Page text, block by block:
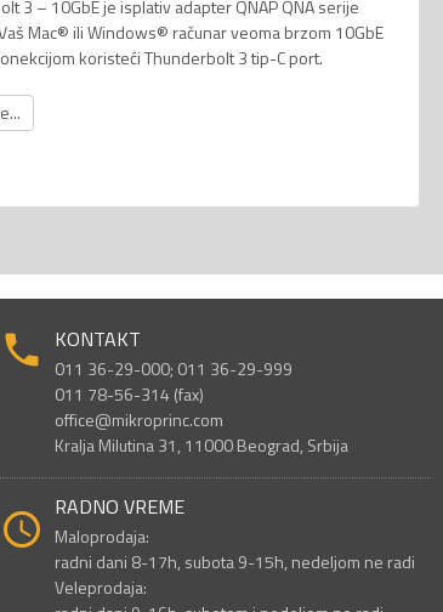
3 – 10GbE je isplativ adapter QNAP QNA serije
Mac® ili Windows® računar veoma brzom 10GbE
koristeći Thunderbolt 3 tip-C port.
KONTAKT
011 36-29-000; 011 36-29-999
011 78-56-314 (fax)
office@mikroprinc.com
Kralja Milutina 31, 11000 Beograd, Srbija
RADNO VREME
Maloprodaja:
radni dani 8-17h, subota 9-15h, nedeljom ne radi
Veleprodaja: